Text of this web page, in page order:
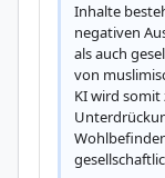
Inhalte
negativen
als auch
von
KI wird